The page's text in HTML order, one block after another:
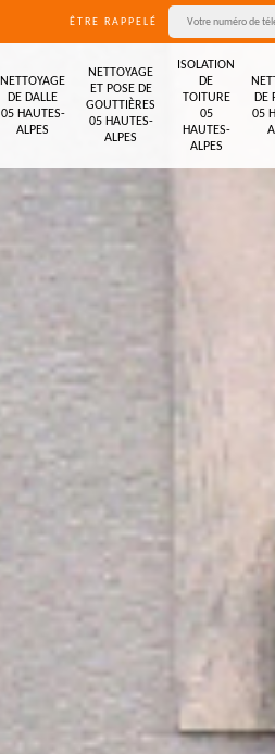
ÊTRE RAPPELÉ
NETTOYAGE
DE DALLE
05 HAUTES-
ALPES
NETTOYAGE
ET POSE DE
GOUTTIÈRES
05 HAUTES-
ALPES
ISOLATION
DE
TOITURE
05
HAUTES-
ALPES
DE
05